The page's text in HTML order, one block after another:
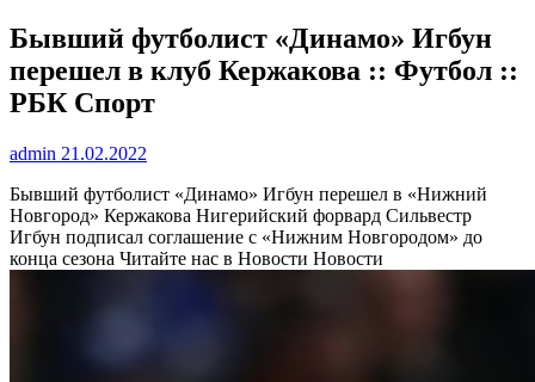
Бывший футболист «Динамо» Игбун
перешел в клуб Кержакова :: Футбол ::
РБК Спорт
admin 21.02.2022
Бывший футболист «Динамо» Игбун перешел в «Нижний
Новгород» Кержакова Нигерийский форвард Сильвестр
Игбун подписал соглашение с «Нижним Новгородом» до
конца сезона Читайте нас в Новости Новости